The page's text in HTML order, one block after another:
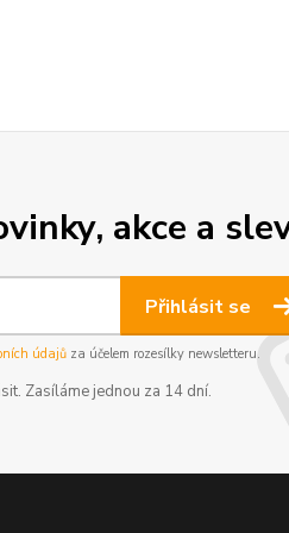
akce a
Přihlásit se
údajůza účelem rozesílky newsletteru.
Zasíláme jednou za 14 dní.